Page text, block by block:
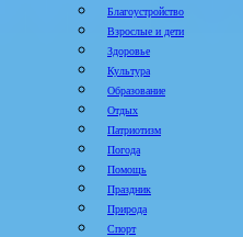
Благоустройство
Взрослые и дети
Здоровье
Культура
Образование
Отдых
Патриотизм
Погода
Помощь
Праздник
Природа
Спорт